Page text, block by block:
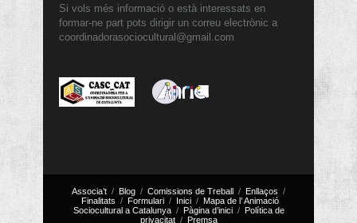
Si vols més informació o està interessats en
formar-ne part pots dirigir un correu electrònic a
coordinadorasociocultural@gmail.com
Associa’t Blog Comissions de Treball
Enllaços
Finalitats
Formulari Inici
Mapa de l’ Animació
Sociocultural a Catalunya
Pàgina d’inici
Política de
privacitat
Premsa